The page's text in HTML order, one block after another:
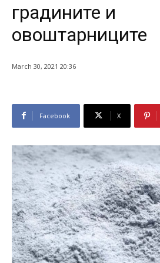
градините и
овоштарниците
March 30, 2021 20:36
Facebook X